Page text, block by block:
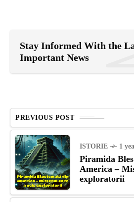
Stay Informed With the
Important News
PREVIOUS POST
ISTORIE 1
Piramida
America –
exploratorii